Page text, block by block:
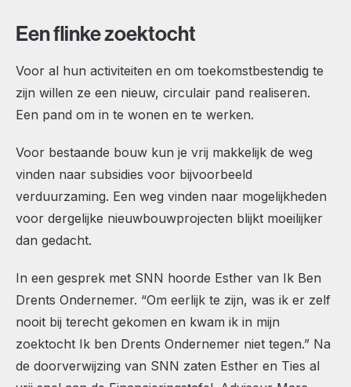
Een flinke zoektocht
Voor al hun activiteiten en om toekomstbestendig te
zijn willen ze een nieuw, circulair pand realiseren.
Een pand om in te wonen en te werken.
Voor bestaande bouw kun je vrij makkelijk de weg
vinden naar subsidies voor bijvoorbeeld
verduurzaming. Een weg vinden naar mogelijkheden
voor dergelijke nieuwbouwprojecten blijkt moeilijker
dan gedacht.
In een gesprek met SNN hoorde Esther van Ik Ben
Drents Ondernemer. “Om eerlijk te zijn, was ik er zelf
nooit bij terecht gekomen en kwam ik in mijn
zoektocht Ik ben Drents Ondernemer niet tegen.” Na
de doorverwijzing van SNN zaten Esther en Ties al